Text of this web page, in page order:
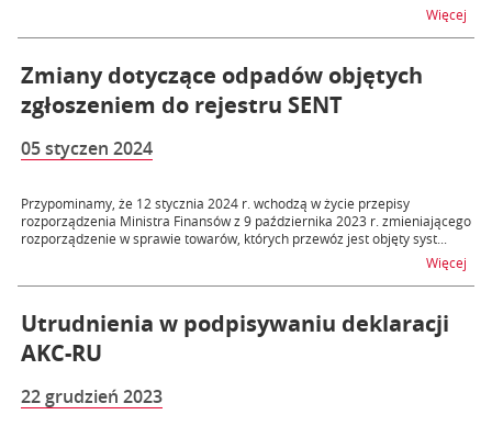
Więcej
Zmiany dotyczące odpadów objętych
zgłoszeniem do rejestru SENT
05 styczen 2024
Przypominamy, że 12 stycznia 2024 r. wchodzą w życie przepisy
rozporządzenia Ministra Finansów z 9 października 2023 r. zmieniającego
rozporządzenie w sprawie towarów, których przewóz jest objęty syst...
Więcej
Utrudnienia w podpisywaniu deklaracji
AKC-RU
22 grudzień 2023